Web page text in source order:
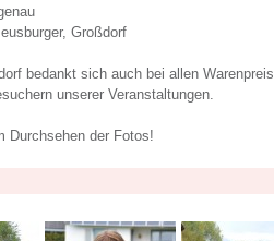
Großdorf
bedankt sich auch bei allen
unserer Veranstaltungen.
Durchsehen der Fotos!